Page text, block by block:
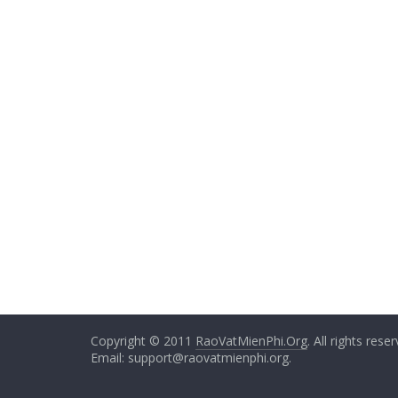
Copyright © 2011 RaoVatMienPhi.Org. All rights
Email: support@raovatmienphi.org.